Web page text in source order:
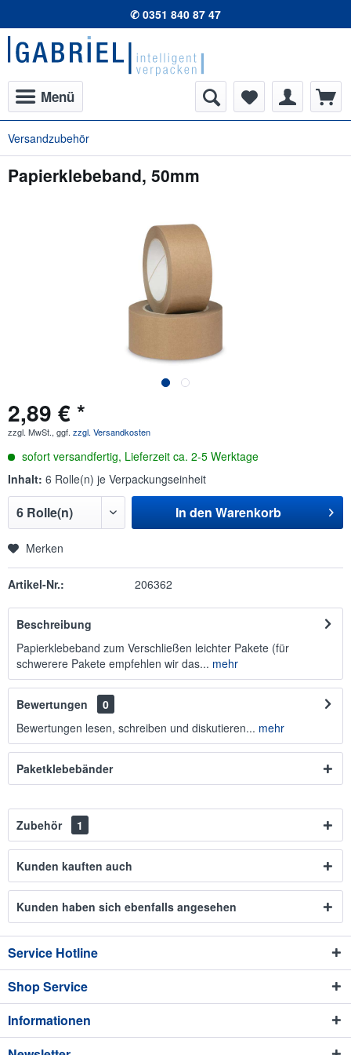
✆ 0351 840 87 47
Menü
Versandzubehör
Papierklebeband, 50mm
2,89 € *
zzgl. MwSt., ggf. zzgl. Versandkosten
sofort versandfertig, Lieferzeit ca. 2-5 Werktage
Inhalt: 6 Rolle(n) je Verpackungseinheit
In den Warenkorb
Merken
Artikel-Nr.: 206362
Beschreibung
Papierklebeband zum Verschließen leichter Pakete (für
schwerere Pakete empfehlen wir das... mehr
Bewertungen
0
Bewertungen lesen, schreiben und diskutieren... mehr
Paketklebebänder
Zubehör 1
Kunden kauften auch
Kunden haben sich ebenfalls angesehen
Service Hotline
Shop Service
Informationen